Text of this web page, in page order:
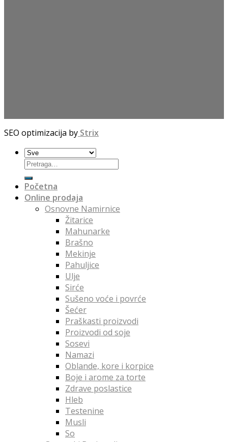
SEO optimizacija by Strix
Početna
Online prodaja
Osnovne Namirnice
Žitarice
Mahunarke
Brašno
Mekinje
Pahuljice
Ulje
Sirće
Sušeno voće i povrće
Šećer
Praškasti proizvodi
Proizvodi od soje
Sosevi
Namazi
Oblande, kore i korpice
Boje i arome za torte
Zdrave poslastice
Hleb
Testenine
Musli
So